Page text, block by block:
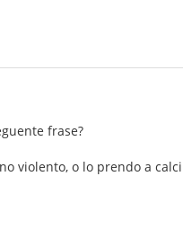
frase?
violento, o lo prendo a